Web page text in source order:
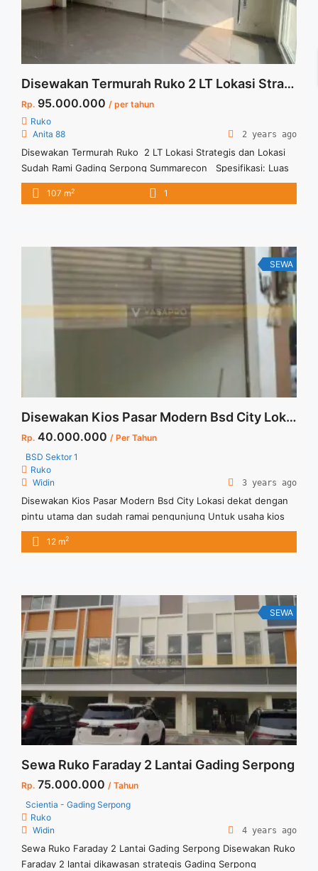
Disewakan Termurah Ruko 2 LT Lokasi Strategis dan Lokasi Sudah Ramai Gading Serpong Summarecon
Rp. 95.000.000 / per tahun
Ruko
Anita 88
2 years ago
Disewakan Termurah Ruko 2 LT Lokasi Strategis dan Lokasi
Sudah Rami Gading Serpong Summarecon Spesifikasi: Luas
Tanah : 80 m2 Luas Bangunan : 107 m2 K. Mandi : 1 Harga
Sewa 105 jt/ per thn Harga nego sampai deal Anita 88
107 m2 1
SEWA
Disewakan Kios Pasar Modern Bsd City Lokasi Dekat Pintu Utama
Rp. 40.000.000 / Per Tahun
BSD Sektor 1
Ruko
Widin
3 years ago
Disewakan Kios Pasar Modern Bsd City Lokasi dekat dengan
pintu utama dan sudah ramai pengunjung Untuk usaha kios
makanan, kue, toko obat, cafe ataupun resto Unit terbatas
Silahkan hubungi kami untuk info lebih lanjut
12 m2
SEWA
Sewa Ruko Faraday 2 Lantai Gading Serpong
Rp. 75.000.000 / Tahun
Scientia - Gading Serpong
Ruko
Widin
4 years ago
Sewa Ruko Faraday 2 Lantai Gading Serpong Disewakan Ruko
Faraday 2 lantai dikawasan strategis Gading Serpong